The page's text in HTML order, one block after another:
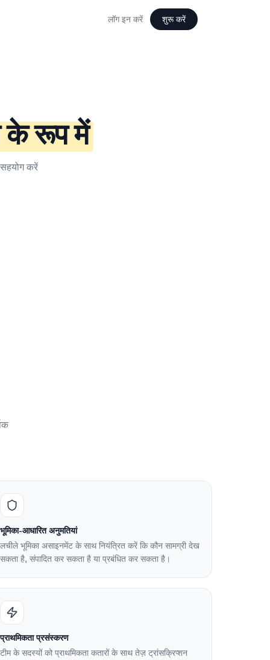
लॉग इन करें शुरू करें
के रूप में
करें
भूमिका-आधारित अनुमतियां
लचीले भूमिका असाइनमेंट के साथ नियंत्रित करें कि कौन सामग्री देख
सकता है, संपादित कर सकता है या प्रबंधित कर सकता है।
प्राथमिकता प्रसंस्करण
टीम के सदस्यों को प्राथमिकता कतारों के साथ तेज़ ट्रांसक्रिप्शन